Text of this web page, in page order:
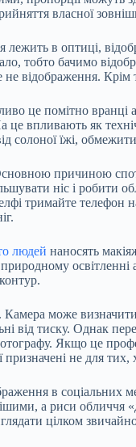
власної
в оптиці,
тобто бачимо
відображення.
це помітно вранці
впливають як
солоної їжі,
причиною
ніс і
тримайте телефон
людей наносять
може визначити
від тиску. Однак
Якщо це
не для
в соціальних
а риси обличчя
цілком